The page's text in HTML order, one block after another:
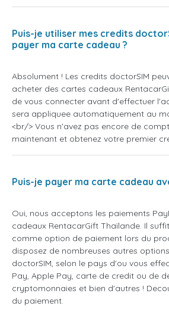
Puis-je utiliser mes credits
payer ma carte cadeau ?
Absolument ! Les credits doctorSIM
acheter des cartes cadeaux
de vous connecter avant d'effectuer
sera appliquee automatiquement au
<br/> Vous n'avez pas encore de
maintenant et obtenez votre premier
Puis-je payer ma carte cadeau
Oui, nous acceptons les paiements
cadeaux RentacarGift Thaïlande. Il
comme option de paiement lors du
disposez de nombreuses autres
doctorSIM, selon le pays d'ou vous
Pay, Apple Pay, carte de credit ou de
cryptomonnaies et bien d'autres !
du paiement.